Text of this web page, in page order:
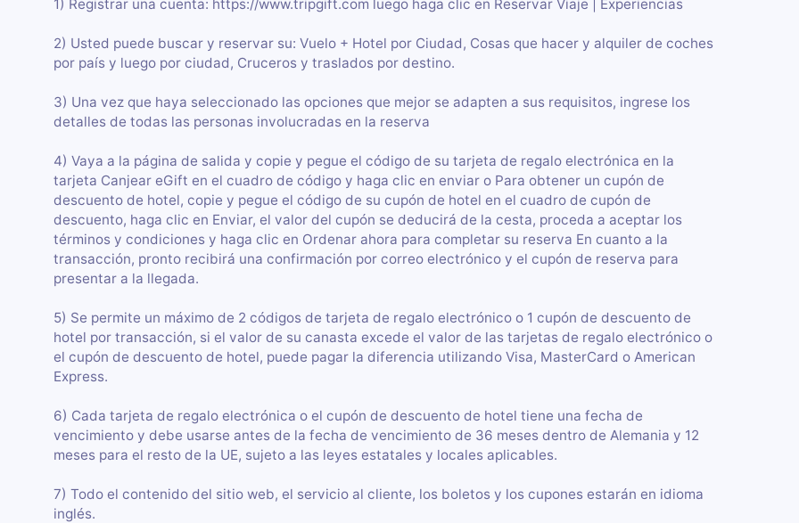
1) Registrar una cuenta: https://www.tripgift.com luego haga clic en Reservar Viaje | Experiencias
2) Usted puede buscar y reservar su: Vuelo + Hotel por Ciudad, Cosas que hacer y alquiler de coches
por país y luego por ciudad, Cruceros y traslados por destino.
3) Una vez que haya seleccionado las opciones que mejor se adapten a sus requisitos, ingrese los
detalles de todas las personas involucradas en la reserva
4) Vaya a la página de salida y copie y pegue el código de su tarjeta de regalo electrónica en la
tarjeta Canjear eGift en el cuadro de código y haga clic en enviar o Para obtener un cupón de
descuento de hotel, copie y pegue el código de su cupón de hotel en el cuadro de cupón de
descuento, haga clic en Enviar, el valor del cupón se deducirá de la cesta, proceda a aceptar los
términos y condiciones y haga clic en Ordenar ahora para completar su reserva En cuanto a la
transacción, pronto recibirá una confirmación por correo electrónico y el cupón de reserva para
presentar a la llegada.
5) Se permite un máximo de 2 códigos de tarjeta de regalo electrónico o 1 cupón de descuento de
hotel por transacción, si el valor de su canasta excede el valor de las tarjetas de regalo electrónico o
el cupón de descuento de hotel, puede pagar la diferencia utilizando Visa, MasterCard o American
Express.
6) Cada tarjeta de regalo electrónica o el cupón de descuento de hotel tiene una fecha de
vencimiento y debe usarse antes de la fecha de vencimiento de 36 meses dentro de Alemania y 12
meses para el resto de la UE, sujeto a las leyes estatales y locales aplicables.
7) Todo el contenido del sitio web, el servicio al cliente, los boletos y los cupones estarán en idioma
inglés.